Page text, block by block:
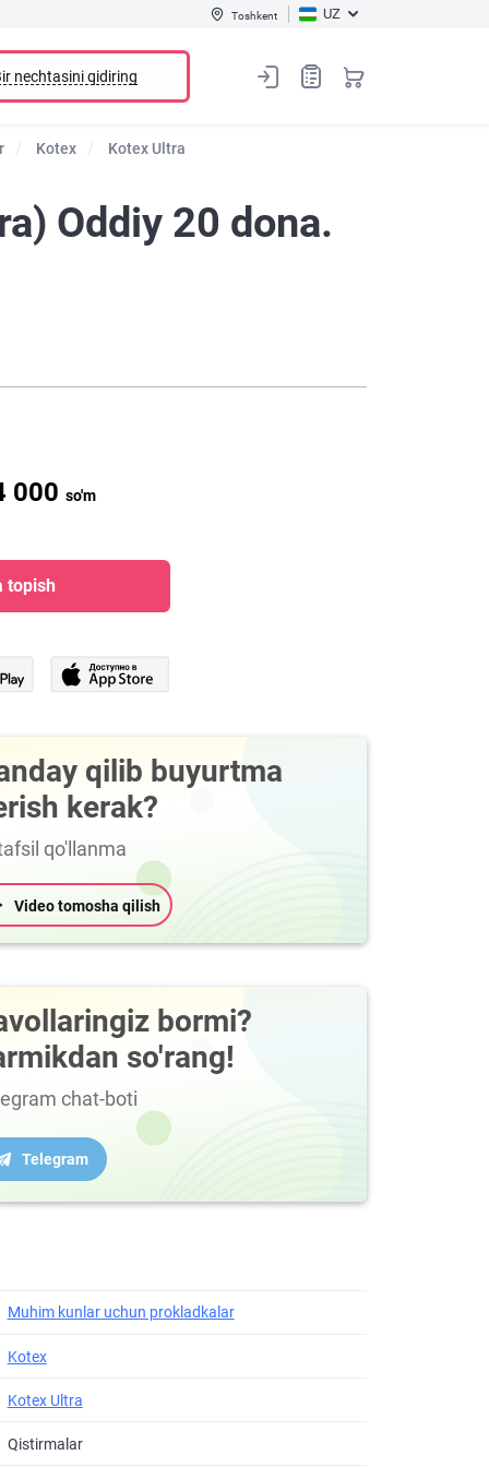
Toshkent UZ
nechtasini qidiring
Kotex Kotex Ultra
Oddiy 20 dona.
000 so'm
topish
qilib buyurtma
kerak?
qo'llanma
Video tomosha qilish
bormi?
so'rang!
chat-boti
Telegram
Muhim kunlar uchun prokladkalar
Kotex
Kotex Ultra
Qistirmalar